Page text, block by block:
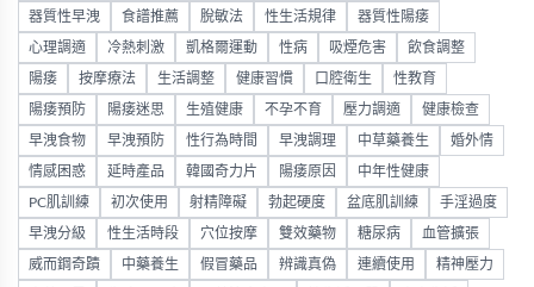
器質性早洩 食譜推薦 脫敏法 性生活規律 器質性陽痿
心理調適 冷熱刺激 凱格爾運動 性病 吸煙危害 飲食調整
陽痿 按摩療法 生活調整 健康習慣 口腔衛生 性教育
陽痿預防 陽痿迷思 生殖健康 不孕不育 壓力調適 健康檢查
早洩食物 早洩預防 性行為時間 早洩調理 中草藥養生 婚外情
情感困惑 延時產品 韓國奇力片 陽痿原因 中年性健康
PC肌訓練 初次使用 射精障礙 勃起硬度 盆底肌訓練 手淫過度
早洩分級 性生活時段 穴位按摩 雙效藥物 糖尿病 血管擴張
威而鋼奇蹟 中藥養生 假冒藥品 辨識真偽 連續使用 精神壓力